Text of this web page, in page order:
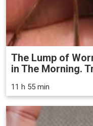
The Lump of
in The Morning.
11 h 55 min